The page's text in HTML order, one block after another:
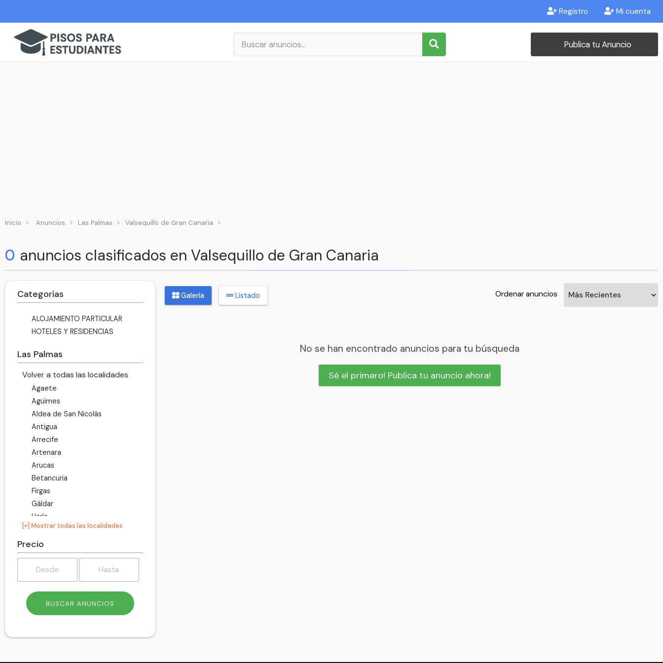
Registro Mi cuenta
Publica tu Anuncio
Inicio Anuncios Las Palmas Valsequillo de Gran Canaria
0 anuncios clasificados en Valsequillo de Gran Canaria
Categorías
ALOJAMIENTO PARTICULAR
HOTELES Y RESIDENCIAS
Las Palmas
Volver a todas las localidades
Agaete
Agüimes
Aldea de San Nicolás
Antigua
Arrecife
Artenara
Arucas
Betancuria
Firgas
Gáldar
Haría
Ingenio
Mogán
Moya
Oliva
Pájara
Palmas de Gran Canaria
Puerto del Rosario
[+] Mostrar todas las localidades
Precio
Galería Listado Ordenar anuncios
No se han encontrado anuncios para tu búsqueda
Sé el primero! Publica tu anuncio ahora!